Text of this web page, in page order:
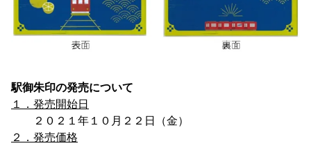
駅御朱印の発売について
１．発売開始日
２０２１年１０月２２日（金）
２．発売価格